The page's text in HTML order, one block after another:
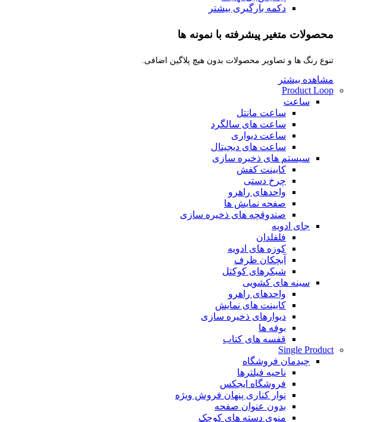
دکمه بارگیری بیشتر
محصولات متغیر پیشرفته با نمونه ها
تنوع رنگ ها و تصاویر محصولات بدون هیچ پلاگین اضافی.
مشاهده بیشتر
Product Loop
ساعت
ساعت مانتل
ساعت های سالگرد
ساعت دیواری
ساعت های دیجیتال
سیستم های ذخیره سازی
کابینت کفش
چرخ دستی
واحدهای راهرو
صفحه نمایش ها
صندوقچه های ذخیره سازی
جای ادویه
فلفلدان
کوزه های ادویه
آبچکان ظرف
شیکرهای کوکتل
سینه های کشویی
واحدهای راهرو
کابینت های نمایش
دیوارهای ذخیره سازی
بوفه ها
قفسه های کتاب
Single Product
چیدمان فروشگاه
ناحیه فیلترها
فروشگاه ایجکس
نوار کناری پنهان فروش ویژه
بدون عنوان صفحه
منوی دسته های کوچک